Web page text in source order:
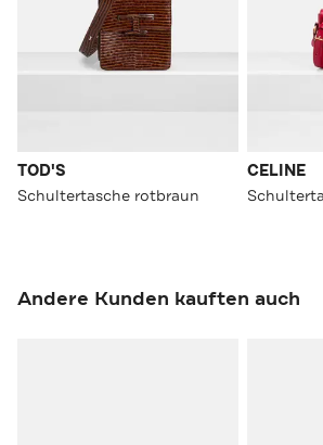
TOD'S
Schultertasche rotbraun
CELINE
Andere Kunden kauften auch